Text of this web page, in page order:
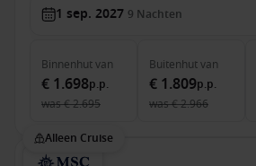
1 sep. 2027 9 Nachten
Binnenhutvan
€ 1.698p.p.
was€ 2.695
Buitenhutvan
€ 1.809p.p.
was€ 2.966
Alleen Cruise